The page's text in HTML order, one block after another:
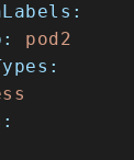
pod2